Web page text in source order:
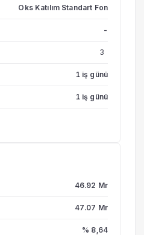
Oks Katılım Standart Fon
-
3
1 iş günü
1 iş günü
46.92 Mr
47.07 Mr
% 8,64